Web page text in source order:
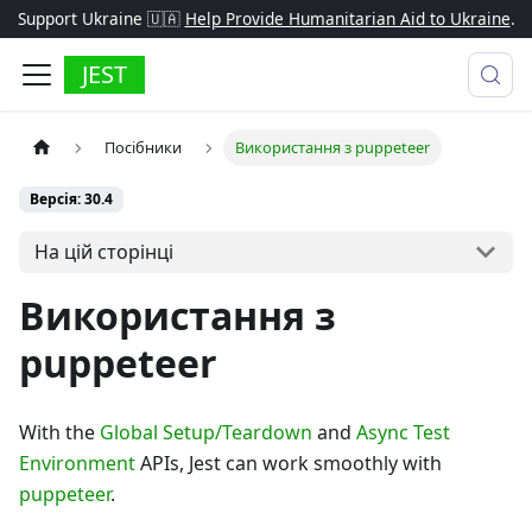
Support Ukraine 🇺🇦 Help Provide Humanitarian Aid to Ukraine.
JEST
Посібники Використання з puppeteer
Версія: 30.4
На цій сторінці
Використання з
puppeteer
With the Global Setup/Teardown and Async Test
EnvironmentAPIs, Jest can work smoothly with
puppeteer.